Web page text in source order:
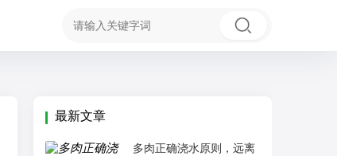
最新文章
多肉正确浇水原则，远离